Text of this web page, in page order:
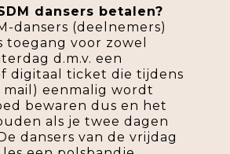
dansers betalen?
dansers (deelnemers)
toegang voor zowel
d.m.v. een
digitaal ticket die tijdens
mail) eenmalig wordt
bewaren dus en het
als je twee dagen
dansers van de vrijdag